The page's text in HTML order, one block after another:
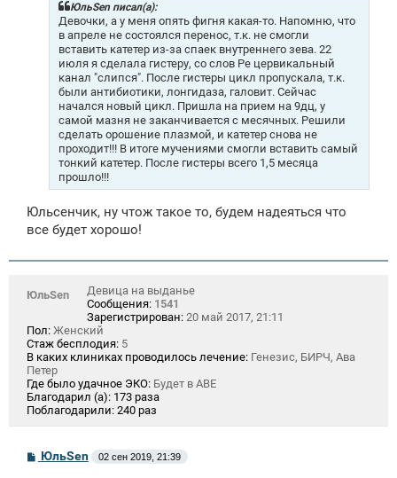
ЮльSen писал(а):
Девочки, а у меня опять фигня какая-то. Напомню, что
в апреле не состоялся перенос, т.к. не смогли
вставить катетер из-за спаек внутреннего зева. 22
июля я сделала гистеру, со слов Ре цервикальный
канал "слипся". После гистеры цикл пропускала, т.к.
были антибиотики, лонгидаза, галовит. Сейчас
начался новый цикл. Пришла на прием на 9дц, у
самой мазня не заканчивается с месячных. Решили
сделать орошение плазмой, и катетер снова не
проходит!!! В итоге мучениями смогли вставить самый
тонкий катетер. После гистеры всего 1,5 месяца
прошло!!!
Юльсенчик, ну чтож такое то, будем надеяться что
все будет хорошо!
ЮльSen
Девица на выданье
Сообщения: 1541
Зарегистрирован: 20 май 2017, 21:11
Пол: Женский
Стаж бесплодия: 5
В каких клиниках проводилось лечение: Генезис, БИРЧ, Ава
Петер
Где было удачное ЭКО: Будет в АВЕ
Благодарил (а): 173 раза
Поблагодарили: 240 раз
СЮльSen 02 сен 2019, 21:39